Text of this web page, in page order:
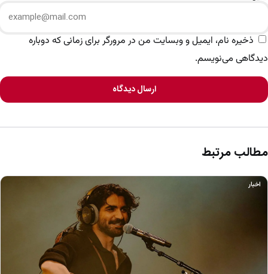
ذخیره نام، ایمیل و وبسایت من در مرورگر برای زمانی که دوباره
دیدگاهی می‌نویسم.
ارسال دیدگاه
مطالب مرتبط
اخبار